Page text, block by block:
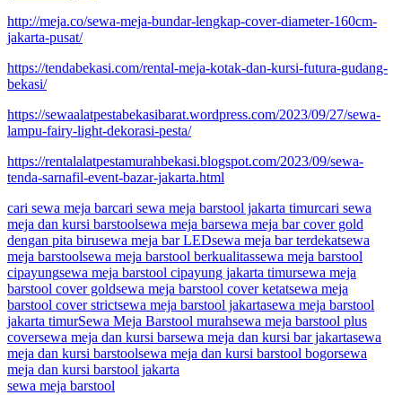
http://meja.co/sewa-meja-bundar-lengkap-cover-diameter-160cm-
jakarta-pusat/
https://tendabekasi.com/rental-meja-kotak-dan-kursi-futura-gudang-
bekasi/
https://sewaalatpestabekasibarat.wordpress.com/2023/09/27/sewa-
lampu-fairy-light-dekorasi-pesta/
https://rentalalatpestamurahbekasi.blogspot.com/2023/09/sewa-
tenda-sarnafil-event-bazar-jakarta.html
cari sewa meja barcari sewa meja barstool jakarta timurcari sewa
meja dan kursi barstoolsewa meja barsewa meja bar cover gold
dengan pita birusewa meja bar LEDsewa meja bar terdekatsewa
meja barstoolsewa meja barstool berkualitassewa meja barstool
cipayungsewa meja barstool cipayung jakarta timursewa meja
barstool cover goldsewa meja barstool cover ketatsewa meja
barstool cover strictsewa meja barstool jakartasewa meja barstool
jakarta timurSewa Meja Barstool murahsewa meja barstool plus
coversewa meja dan kursi barsewa meja dan kursi bar jakartasewa
meja dan kursi barstoolsewa meja dan kursi barstool bogorsewa
meja dan kursi barstool jakarta
sewa meja barstool